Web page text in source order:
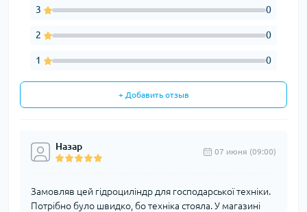
3 0
2 0
1 0
+ Добавить отзыв
Назар 07 июня (09:00)
Замовляв цей гідроциліндр для господарської техніки.
Потрібно було швидко, бо техніка стояла. У магазині